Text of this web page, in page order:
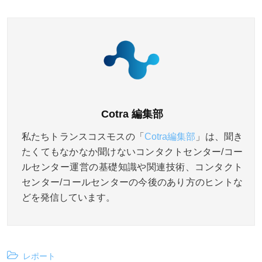
Cotra 編集部
私たちトランスコスモスの「 Cotra編集部 」は、聞き
たくてもなかなか聞けないコンタクトセンター/コー
ルセンター運営の基礎知識や関連技術、コンタクト
センター/コールセンターの今後のあり方のヒントな
どを発信しています。
レポート